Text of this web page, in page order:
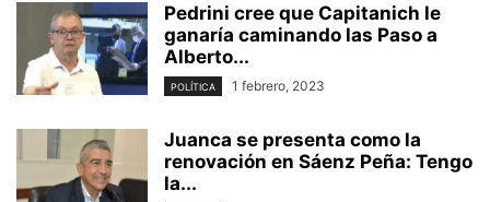
Pedrini cree que Capitanich le
ganaría caminando las Paso a
Alberto...
POLÍTICA 1 febrero, 2023
Juanca se presenta como la
renovación en Sáenz Peña: Tengo
la...